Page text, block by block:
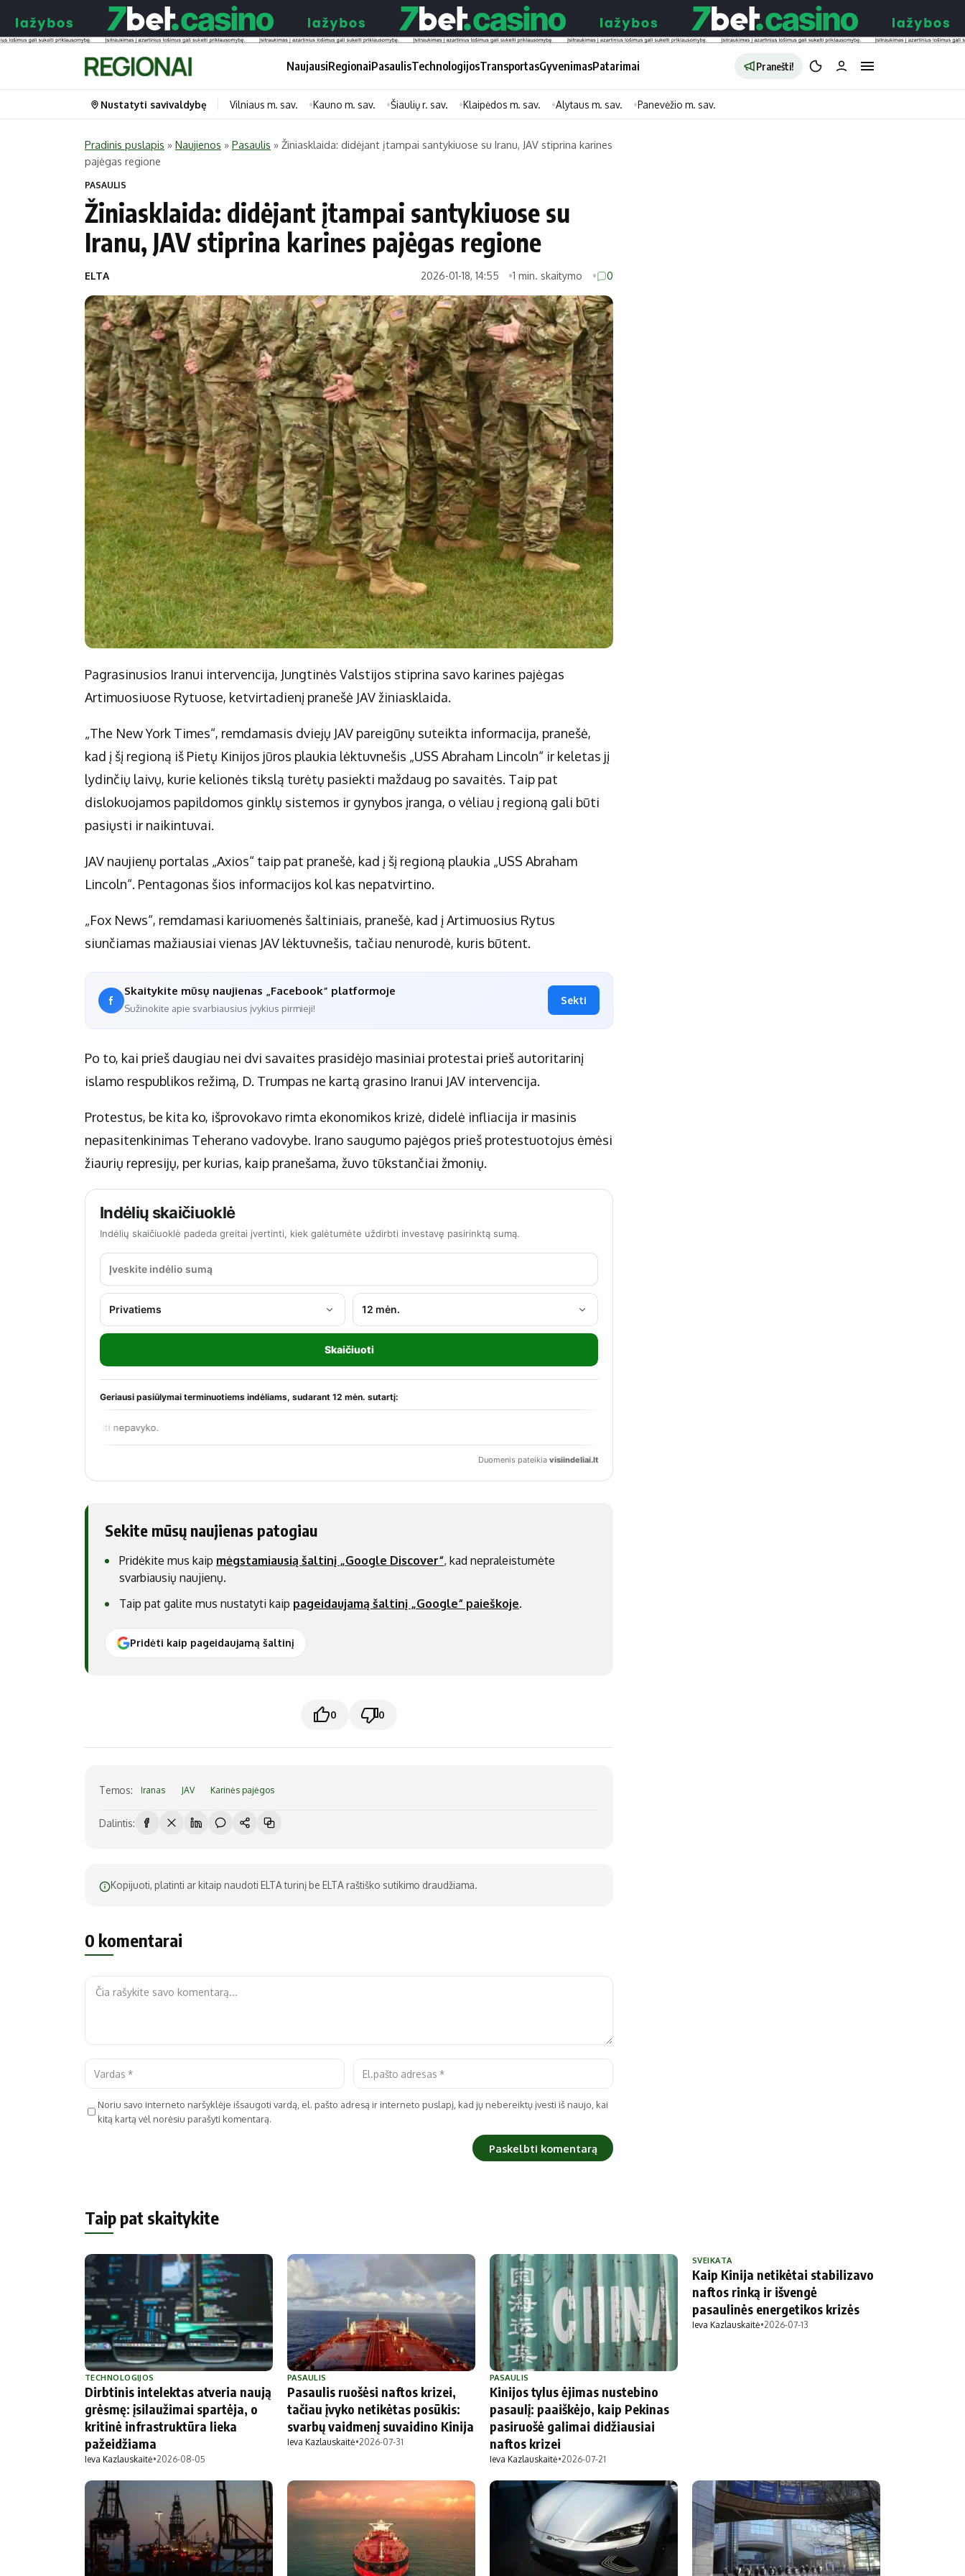
NaujausiRegionaiPasaulisTechnologijosTransportasGyvenimasPatarimai Pranešti!
Portalas
Savivaldybės
Naujausi
Pasaulis
Politika
Patarimai
Dirbtinis intelektas
Gineso rekordai
Gyvenimas
Horoskopai
Sveikata
Technologijos
Indėlių palūkanos
Dienos naujienos
Ekonomikos naujienos
Kauno miesto
Klaipėdos miesto
Alytaus miesto
Marijampolės
Palangos miesto
Prienų rajono
Nustatyti savivaldybę Vilniaus m. sav. Kauno m. sav. Šiaulių r. sav. Klaipėdos m. sav. Alytaus m. sav. Panevėžio m. sav.
Pradinis puslapis » Naujienos » Pasaulis » Žiniasklaida: didėjant įtampai santykiuose su Iranu, JAV stiprina karines
pajėgas regione
PASAULIS
Žiniasklaida: didėjant įtampai santykiuose su
Iranu, JAV stiprina karines pajėgas regione
ELTA 2026-01-18, 14:55 1 min. skaitymo 0
Pagrasinusios Iranui intervencija, Jungtinės Valstijos stiprina savo karines pajėgas
Artimuosiuose Rytuose, ketvirtadienį pranešė JAV žiniasklaida.
„The New York Times“, remdamasis dviejų JAV pareigūnų suteikta informacija, pranešė,
kad į šį regioną iš Pietų Kinijos jūros plaukia lėktuvnešis „USS Abraham Lincoln“ ir keletas jį
lydinčių laivų, kurie kelionės tikslą turėtų pasiekti maždaug po savaitės. Taip pat
dislokuojamos papildomos ginklų sistemos ir gynybos įranga, o vėliau į regioną gali būti
pasiųsti ir naikintuvai.
JAV naujienų portalas „Axios“ taip pat pranešė, kad į šį regioną plaukia „USS Abraham
Lincoln“. Pentagonas šios informacijos kol kas nepatvirtino.
„Fox News“, remdamasi kariuomenės šaltiniais, pranešė, kad į Artimuosius Rytus
siunčiamas mažiausiai vienas JAV lėktuvnešis, tačiau nenurodė, kuris būtent.
Skaitykite mūsų naujienas „Facebook“ platformoje
Sužinokite apie svarbiausius įvykius pirmieji!
Sekti
Po to, kai prieš daugiau nei dvi savaites prasidėjo masiniai protestai prieš autoritarinį
islamo respublikos režimą, D. Trumpas ne kartą grasino Iranui JAV intervencija.
Protestus, be kita ko, išprovokavo rimta ekonomikos krizė, didelė infliacija ir masinis
nepasitenkinimas Teherano vadovybe. Irano saugumo pajėgos prieš protestuotojus ėmėsi
žiaurių represijų, per kurias, kaip pranešama, žuvo tūkstančiai žmonių.
Sekite mūsų naujienas patogiau
Pridėkite mus kaip mėgstamiausią šaltinį „Google Discover“, kad nepraleistumėte
svarbiausių naujienų.
Taip pat galite mus nustatyti kaip pageidaujamą šaltinį „Google“ paieškoje.
Pridėti kaip pageidaujamą šaltinį
0 0
Temos: Iranas JAV Karinės pajėgos
Dalintis:
Kopijuoti, platinti ar kitaip naudoti ELTA turinį be ELTA raštiško sutikimo draudžiama.
0 komentarai
Noriu savo interneto naršyklėje išsaugoti vardą, el. pašto adresą ir interneto puslapį, kad jų nebereiktų įvesti iš naujo, kai
kitą kartą vėl norėsiu parašyti komentarą.
Taip pat skaitykite
TECHNOLOGIJOS
Dirbtinis intelektas atveria naują
grėsmę: įsilaužimai spartėja, o
kritinė infrastruktūra lieka
pažeidžiama
Ieva Kazlauskaitė•2026-08-05
PASAULIS
Pasaulis ruošėsi naftos krizei,
tačiau įvyko netikėtas posūkis:
svarbų vaidmenį suvaidino Kinija
Ieva Kazlauskaitė•2026-07-31
PASAULIS
Kinijos tylus ėjimas nustebino
pasaulį: paaiškėjo, kaip Pekinas
pasiruošė galimai didžiausiai
naftos krizei
Ieva Kazlauskaitė•2026-07-21
SVEIKATA
Kaip Kinija netikėtai stabilizavo
naftos rinką ir išvengė
pasaulinės energetikos krizės
Ieva Kazlauskaitė•2026-07-13